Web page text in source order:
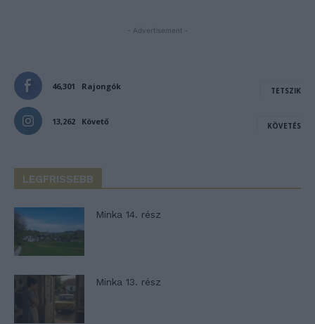
- Advertisement -
46,301 Rajongók TETSZIK
13,262 Követő KÖVETÉS
LEGFRISSEBB
Minka 14. rész
Minka 13. rész